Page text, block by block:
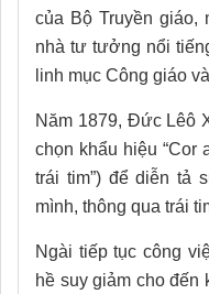
của Bộ Truyền giáo,
nhà tư tưởng nổi
linh mục Công giáo
Năm 1879, Đức Lêô
chọn khẩu hiệu “Cor
trái tim”) để diễn tả
mình, thông qua trái
Ngài tiếp tục công
hề suy giảm cho đến